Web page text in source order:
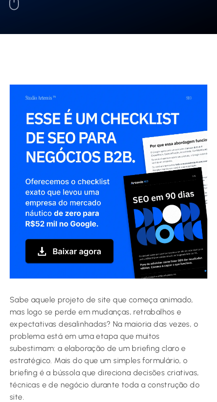
Sabe aquele projeto de site que começa animado,
mas logo se perde em mudanças, retrabalhos e
expectativas desalinhadas? Na maioria das vezes, o
problema está em uma etapa que muitos
subestimam: a elaboração de um briefing claro e
estratégico. Mais do que um simples formulário, o
briefing é a bússola que direciona decisões criativas,
técnicas e de negócio durante toda a construção do
site.